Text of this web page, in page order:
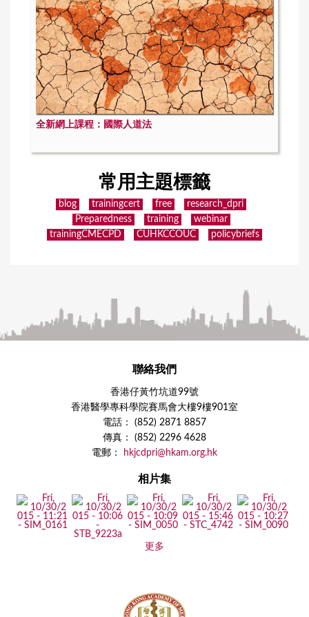
全新網上課程：國際人道法
常用主題標籤
blog trainingcert free
research_dpri
Preparedness
training
webinar
trainingCMECPD
CUHKCCOUC policybriefs
聯絡我們
香港仔黃竹坑道99號
香港醫學專科學院賽馬會大樓9樓901室
電話： (852) 2871 8857
傳真： (852) 2296 4628
電郵：
hkjcdpri@hkam.org.hk
相片集
更多